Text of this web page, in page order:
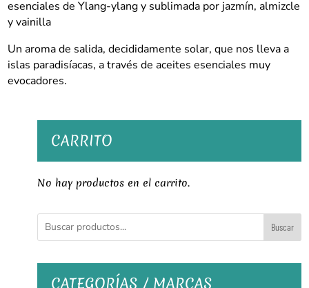
esenciales de Ylang-ylang y sublimada por jazmín, almizcle
y vainilla
Un aroma de salida, decididamente solar, que nos lleva a
islas paradisíacas, a través de aceites esenciales muy
evocadores.
CARRITO
No hay productos en el carrito.
Buscar
CATEGORÍAS / MARCAS